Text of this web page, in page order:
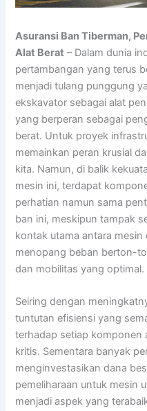
Asuransi Ban Tiberman,
Alat Berat – Dalam dunia
pertambangan yang terus
menjadi tulang punggung
ekskavator sebagai alat
yang berperan sebagai
berat. Untuk proyek
memainkan peran krusial
kita. Namun, di balik
mesin ini, terdapat
perhatian namun sama
ban ini, meskipun tampak
kontak utama antara mesin
menopang beban berton-
dan mobilitas yang optimal.
Seiring dengan
tuntutan efisiensi yang
terhadap setiap komponen
kritis. Sementara banyak
menginvestasikan dana
pemeliharaan untuk mesin
menjadi aspek yang